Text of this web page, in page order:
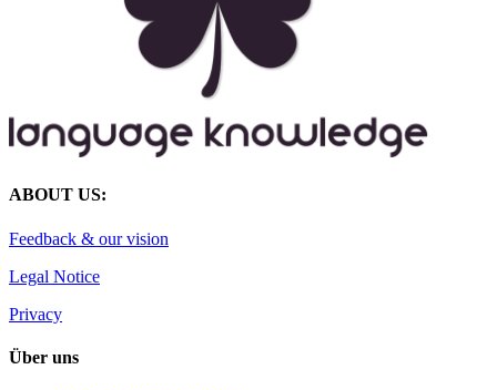
ABOUT US:
Feedback & our vision
Legal Notice
Privacy
Über uns